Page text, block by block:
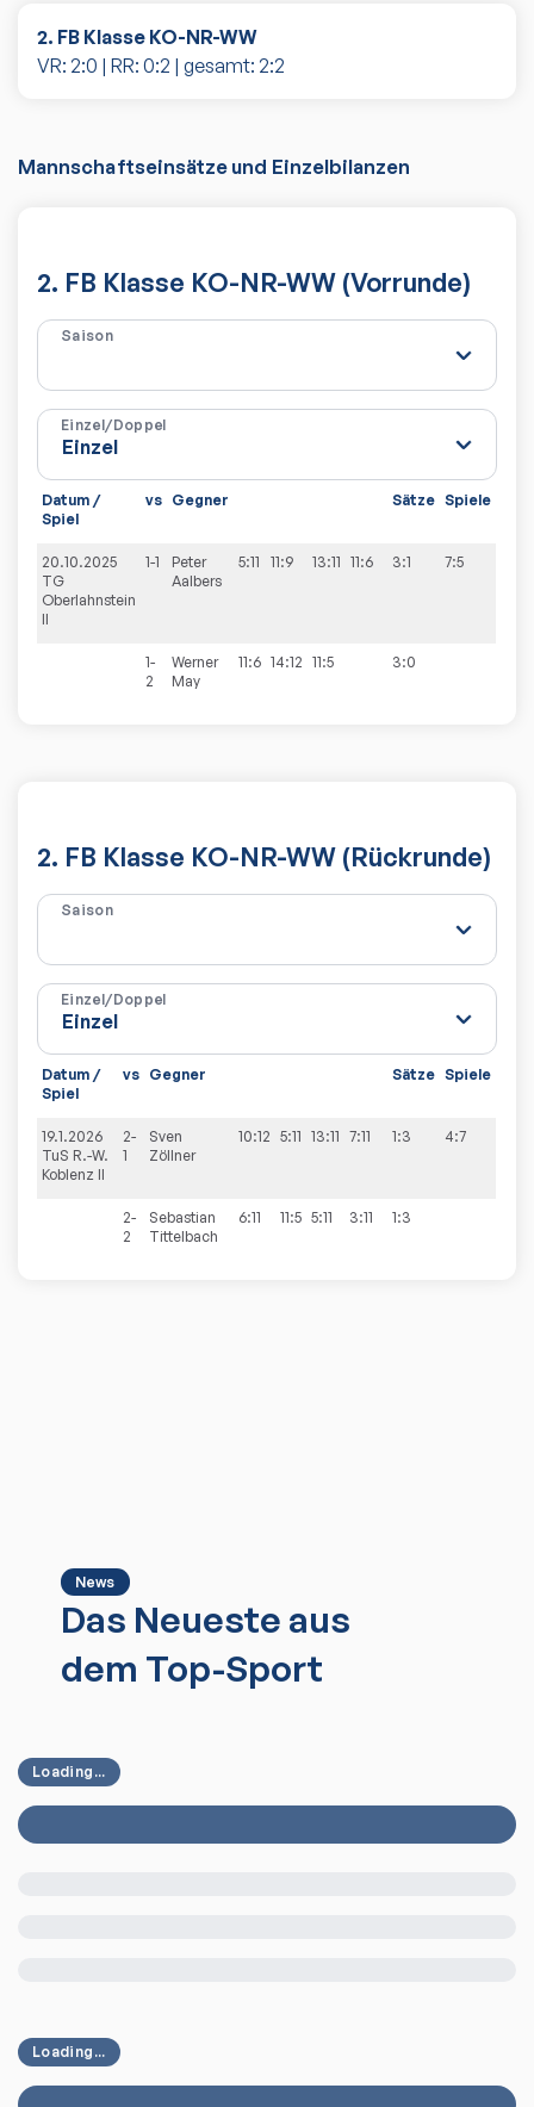
2. FB Klasse KO-NR-WW
VR: 2:0 | RR: 0:2 | gesamt: 2:2
Mannschaftseinsätze und Einzelbilanzen
2. FB Klasse KO-NR-WW (Vorrunde)
Saison
Einzel/Doppel
Datum /
Spiel
vs Gegner Sätze Spiele
20.10.2025
TG
Oberlahnstein
II
1-1
Peter
Aalbers
5:11 11:9 13:11 11:6 3:1 7:5
1-
2
Werner
May
11:6 14:12 11:5 3:0
2. FB Klasse KO-NR-WW (Rückrunde)
Saison
Einzel/Doppel
Datum /
Spiel
vs Gegner Sätze Spiele
19.1.2026
TuS R.-W.
Koblenz II
2-
1
Sven
Zöllner
10:12 5:11 13:11 7:11 1:3 4:7
2-
2
Sebastian
Tittelbach
6:11 11:5 5:11 3:11 1:3
News
Das Neueste aus
dem Top-Sport
Loading...
Loading...